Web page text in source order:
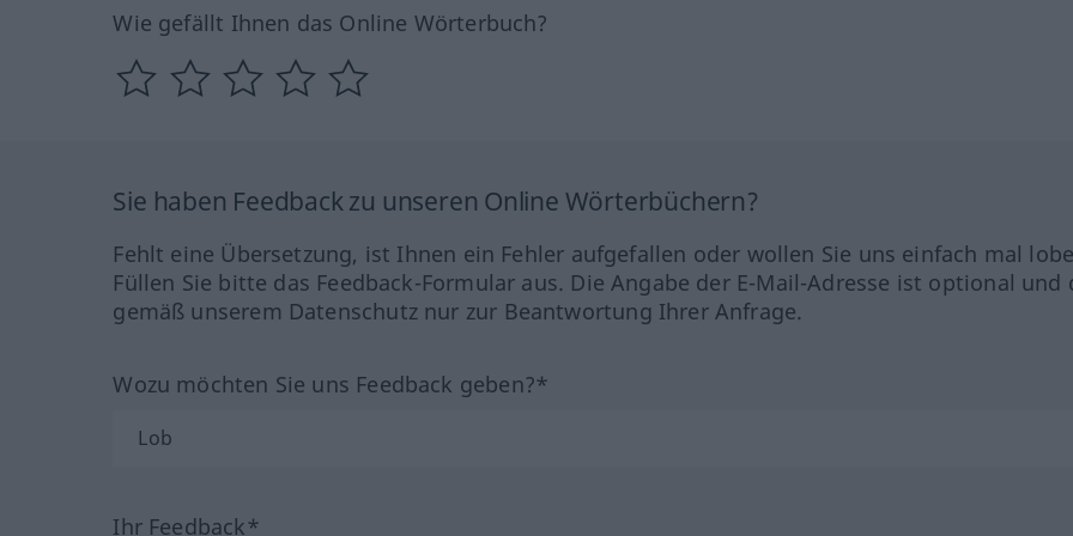
Wie gefällt Ihnen das Online Wörterbuch?
Sie haben Feedback zu unseren Online Wörterbüchern?
Fehlt eine Übersetzung, ist Ihnen ein Fehler aufgefallen oder wollen Sie uns einfach mal
Füllen Sie bitte das Feedback-Formular aus. Die Angabe der E-Mail-Adresse ist optional und
gemäß unserem Datenschutz nur zur Beantwortung Ihrer Anfrage.
Wozu möchten Sie uns Feedback geben?*
Ihr Feedback*